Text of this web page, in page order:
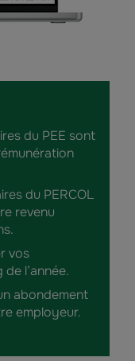
du PEE sont
du PERCOL
revenu
vos
l’année.
abondement
employeur.